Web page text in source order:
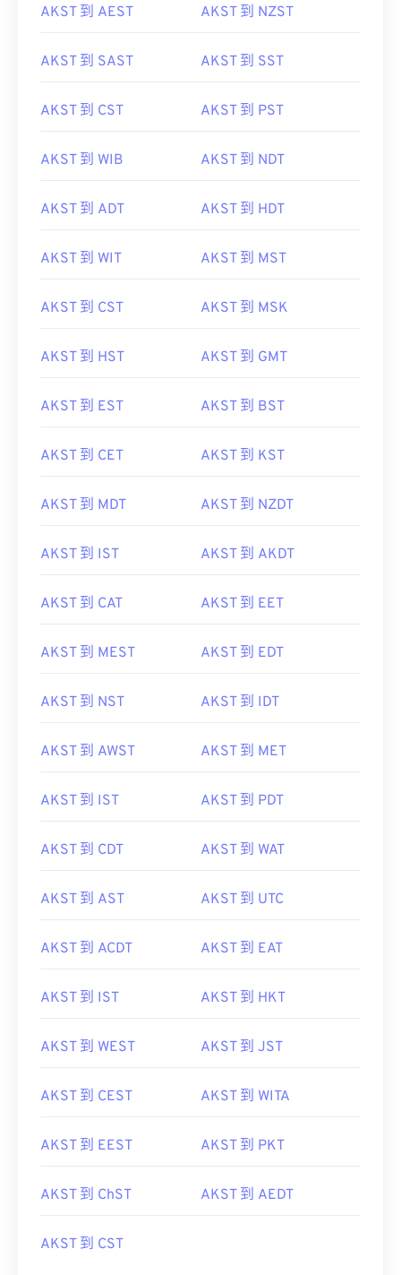
AKST 到 AEST AKST 到 NZST
AKST 到 SAST AKST 到 SST
AKST 到 CST AKST 到 PST
AKST 到 WIB AKST 到 NDT
AKST 到 ADT AKST 到 HDT
AKST 到 WIT AKST 到 MST
AKST 到 CST AKST 到 MSK
AKST 到 HST AKST 到 GMT
AKST 到 EST AKST 到 BST
AKST 到 CET AKST 到 KST
AKST 到 MDT AKST 到 NZDT
AKST 到 IST AKST 到 AKDT
AKST 到 CAT AKST 到 EET
AKST 到 MEST AKST 到 EDT
AKST 到 NST AKST 到 IDT
AKST 到 AWST AKST 到 MET
AKST 到 IST AKST 到 PDT
AKST 到 CDT AKST 到 WAT
AKST 到 AST AKST 到 UTC
AKST 到 ACDT AKST 到 EAT
AKST 到 IST AKST 到 HKT
AKST 到 WEST AKST 到 JST
AKST 到 CEST AKST 到 WITA
AKST 到 EEST AKST 到 PKT
AKST 到 ChST AKST 到 AEDT
AKST 到 CST